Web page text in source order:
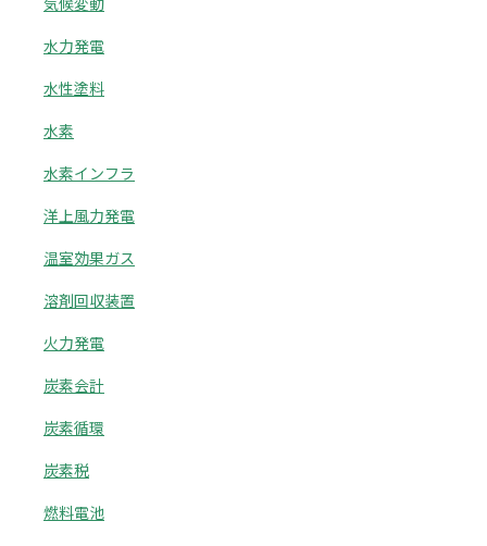
水力発電
水性塗料
水素
水素インフラ
洋上風力発電
温室効果ガス
溶剤回収装置
火力発電
炭素会計
炭素循環
炭素税
燃料電池